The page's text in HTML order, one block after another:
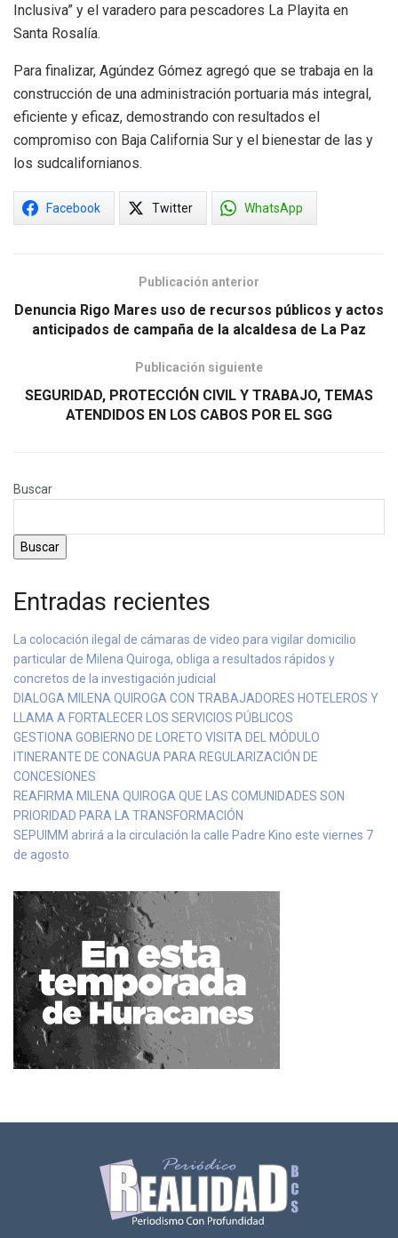
Inclusiva” y el varadero para pescadores La Playita en
Santa Rosalía.
Para finalizar, Agúndez Gómez agregó que se trabaja en la
construcción de una administración portuaria más integral,
eficiente y eficaz, demostrando con resultados el
compromiso con Baja California Sur y el bienestar de las y
los sudcalifornianos.
Facebook Twitter WhatsApp
Publicación anterior
Denuncia Rigo Mares uso de recursos públicos y actos
anticipados de campaña de la alcaldesa de La Paz
Publicación siguiente
SEGURIDAD, PROTECCIÓN CIVIL Y TRABAJO, TEMAS
ATENDIDOS EN LOS CABOS POR EL SGG
Buscar
Buscar
Entradas recientes
La colocación ilegal de cámaras de video para vigilar domicilio
particular de Milena Quiroga, obliga a resultados rápidos y
concretos de la investigación judicial
DIALOGA MILENA QUIROGA CON TRABAJADORES HOTELEROS Y
LLAMA A FORTALECER LOS SERVICIOS PÚBLICOS
GESTIONA GOBIERNO DE LORETO VISITA DEL MÓDULO
ITINERANTE DE CONAGUA PARA REGULARIZACIÓN DE
CONCESIONES
REAFIRMA MILENA QUIROGA QUE LAS COMUNIDADES SON
PRIORIDAD PARA LA TRANSFORMACIÓN
SEPUIMM abrirá a la circulación la calle Padre Kino este viernes 7
de agosto